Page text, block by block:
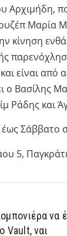
Μαρία
κίνηση
είναι
ο Βασίλης
Ράδης και
Σάββατο
5,
να
Vault, ναι